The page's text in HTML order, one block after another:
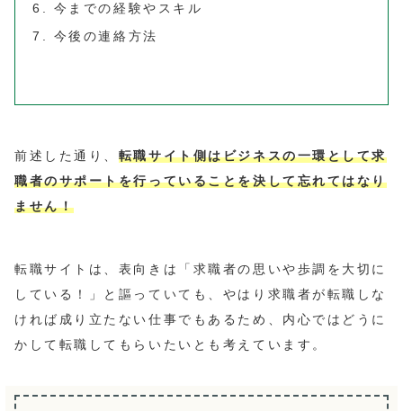
今までの経験やスキル
今後の連絡方法
前述した通り、 転職サイト側はビジネスの一環として求
職者のサポートを行っていることを決して忘れてはなり
ません！
転職サイトは、表向きは「求職者の思いや歩調を大切に
している！」と謳っていても、やはり求職者が転職しな
ければ成り立たない仕事でもあるため、内心ではどうに
かして転職してもらいたいとも考えています。